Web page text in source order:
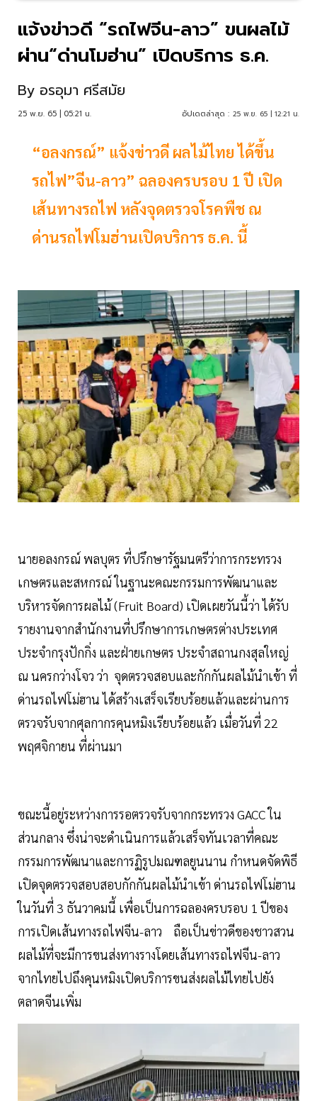
แจ้งข่าวดี “รถไฟจีน-ลาว” ขนผลไม้
ผ่าน“ด่านโมฮ่าน” เปิดบริการ ธ.ค.
By อรอุมา ศรีสมัย
25 พ.ย. 65 | 05:21 น. อัปเดตล่าสุด : 25 พ.ย. 65 | 12:21 น.
“อลงกรณ์” แจ้งข่าวดี ผลไม้ไทย ได้ขึ้น
รถไฟ”จีน-ลาว” ฉลองครบรอบ 1 ปี เปิด
เส้นทางรถไฟ หลังจุดตรวจโรคพืช ณ
ด่านรถไฟโมฮ่านเปิดบริการ ธ.ค. นี้
นายอลงกรณ์ พลบุตร ที่ปรึกษารัฐมนตรีว่าการกระทรวง
เกษตรและสหกรณ์ ในฐานะคณะกรรมการพัฒนาและ
บริหารจัดการผลไม้ (Fruit Board) เปิดเผยวันนี้ว่า ได้รับ
รายงานจากสํานักงานที่ปรึกษาการเกษตรต่างประเทศ
ประจํากรุงปักกิ่ง และฝ่ายเกษตร ประจําสถานกงสุลใหญ่
ณ นครกว่างโจว ว่า จุดตรวจสอบและกักกันผลไม้นำเข้า ที่
ด่านรถไฟโม่ฮาน ได้สร้างเสร็จเรียบร้อยแล้วและผ่านการ
ตรวจรับจากศุลกากรคุนหมิงเรียบร้อยแล้ว เมื่อวันที่ 22
พฤศจิกายน ที่ผ่านมา
ขณะนี้อยู่ระหว่างการรอตรวจรับจากกระทรวง GACC ใน
ส่วนกลาง ซึ่งน่าจะดำเนินการแล้วเสร็จทันเวลาที่คณะ
กรรมการพัฒนาและการฏิรูปมณฑลยูนนาน กำหนดจัดพิธี
เปิดจุดตรวจสอบสอบกักกันผลไม้นำเข้า ด่านรถไฟโม่ฮาน
ในวันที่ 3 ธันวาคมนี้ เพื่อเป็นการฉลองครบรอบ 1 ปีของ
การเปิดเส้นทางรถไฟจีน-ลาว ถือเป็นข่าวดีของชาวสวน
ผลไม้ที่จะมีการขนส่งทางรางโดยเส้นทางรถไฟจีน-ลาว
จากไทยไปถึงคุนหมิงเปิดบริการขนส่งผลไม้ไทยไปยัง
ตลาดจีนเพิ่ม